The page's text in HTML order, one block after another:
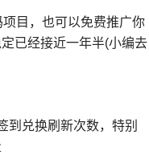
目，也可以免费推广你
已经接近一年半(小编去
到兑换刷新次数，特别